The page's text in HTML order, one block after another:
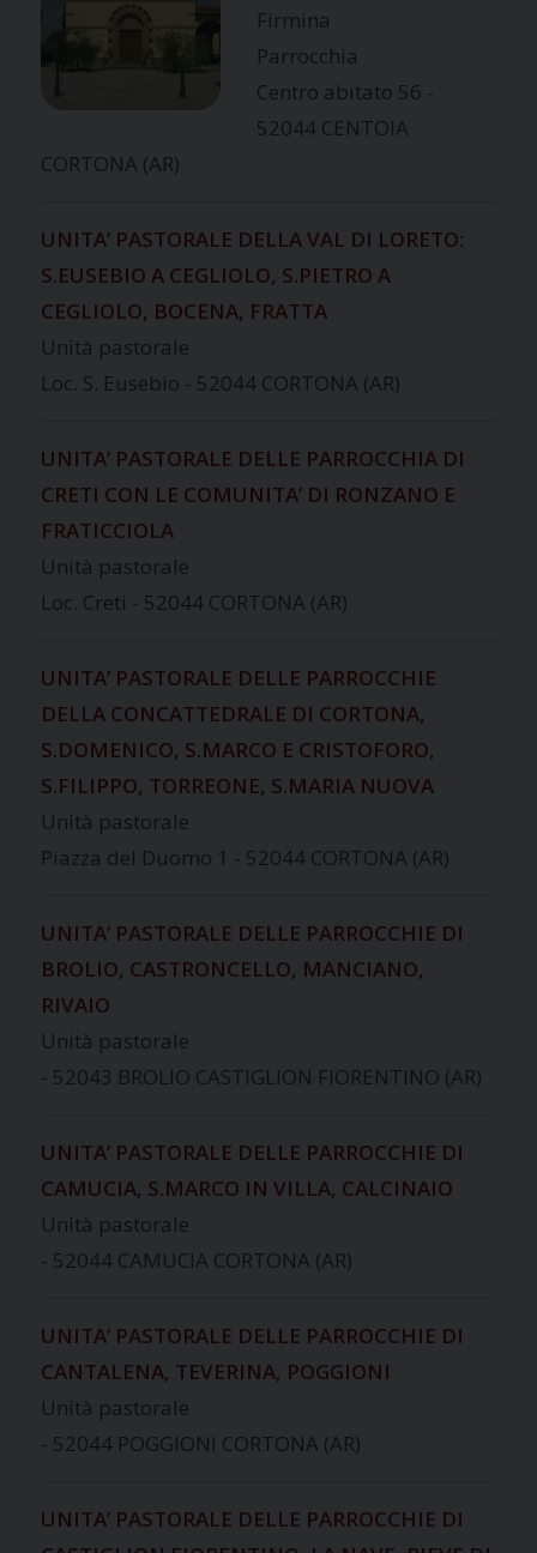
Firmina
Parrocchia
Centro abitato 56 -
52044 CENTOIA
CORTONA (AR)
UNITA’ PASTORALE DELLA VAL DI LORETO:
S.EUSEBIO A CEGLIOLO, S.PIETRO A
CEGLIOLO, BOCENA, FRATTA
Unità pastorale
Loc. S. Eusebio - 52044 CORTONA (AR)
UNITA’ PASTORALE DELLE PARROCCHIA DI
CRETI CON LE COMUNITA’ DI RONZANO E
FRATICCIOLA
Unità pastorale
Loc. Creti - 52044 CORTONA (AR)
UNITA’ PASTORALE DELLE PARROCCHIE
DELLA CONCATTEDRALE DI CORTONA,
S.DOMENICO, S.MARCO E CRISTOFORO,
S.FILIPPO, TORREONE, S.MARIA NUOVA
Unità pastorale
Piazza del Duomo 1 - 52044 CORTONA (AR)
UNITA’ PASTORALE DELLE PARROCCHIE DI
BROLIO, CASTRONCELLO, MANCIANO,
RIVAIO
Unità pastorale
- 52043 BROLIO CASTIGLION FIORENTINO (AR)
UNITA’ PASTORALE DELLE PARROCCHIE DI
CAMUCIA, S.MARCO IN VILLA, CALCINAIO
Unità pastorale
- 52044 CAMUCIA CORTONA (AR)
UNITA’ PASTORALE DELLE PARROCCHIE DI
CANTALENA, TEVERINA, POGGIONI
Unità pastorale
- 52044 POGGIONI CORTONA (AR)
UNITA’ PASTORALE DELLE PARROCCHIE DI